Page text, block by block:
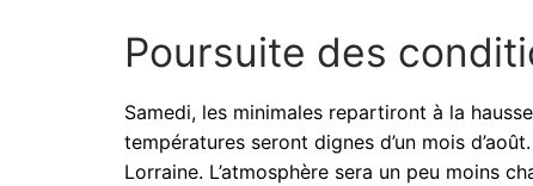
Poursuite des
Samedi, les minimales repartiront à la
températures seront dignes d’un mois
Lorraine. L’atmosphère sera un peu moins